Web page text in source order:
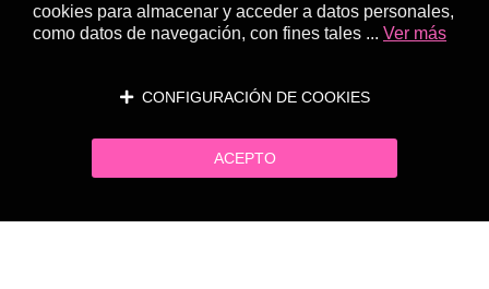
cookies para almacenar y acceder a datos personales,
como datos de navegación, con fines tales ... Ver más
CONFIGURACIÓN DE COOKIES
ACEPTO